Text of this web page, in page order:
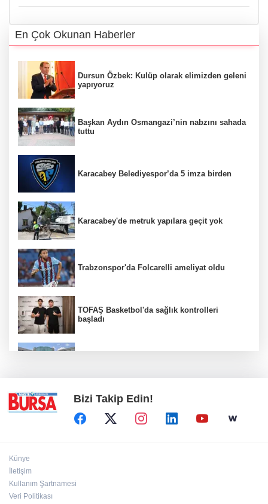
En Çok Okunan Haberler
Dursun Özbek: Kulüp olarak elimizden geleni
yapıyoruz
Başkan Aydın Osmangazi’nin nabzını sahada
tuttu
Karacabey Belediyespor’da 5 imza birden
Karacabey'de metruk yapılara geçit yok
Trabzonspor'da Folcarelli ameliyat oldu
TOFAŞ Basketbol'da sağlık kontrolleri
başladı
Bizi Takip Edin!
Künye
İletişim
Kullanım Şartnamesi
Veri Politikası